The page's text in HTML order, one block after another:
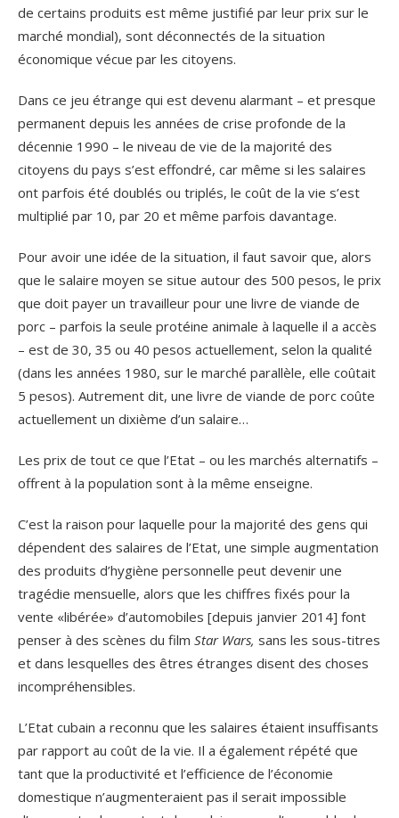
de certains produits est même justifié par leur prix sur le
marché mondial), sont déconnectés de la situation
économique vécue par les citoyens.
Dans ce jeu étrange qui est devenu alarmant – et presque
permanent depuis les années de crise profonde de la
décennie 1990 – le niveau de vie de la majorité des
citoyens du pays s’est effondré, car même si les salaires
ont parfois été doublés ou triplés, le coût de la vie s’est
multiplié par 10, par 20 et même parfois davantage.
Pour avoir une idée de la situation, il faut savoir que, alors
que le salaire moyen se situe autour des 500 pesos, le prix
que doit payer un travailleur pour une livre de viande de
porc – parfois la seule protéine animale à laquelle il a accès
– est de 30, 35 ou 40 pesos actuellement, selon la qualité
(dans les années 1980, sur le marché parallèle, elle coûtait
5 pesos). Autrement dit, une livre de viande de porc coûte
actuellement un dixième d’un salaire…
Les prix de tout ce que l’Etat – ou les marchés alternatifs –
offrent à la population sont à la même enseigne.
C’est la raison pour laquelle pour la majorité des gens qui
dépendent des salaires de l’Etat, une simple augmentation
des produits d’hygiène personnelle peut devenir une
tragédie mensuelle, alors que les chiffres fixés pour la
vente «libérée» d’automobiles [depuis janvier 2014] font
penser à des scènes du film Star Wars, sans les sous-titres
et dans lesquelles des êtres étranges disent des choses
incompréhensibles.
L’Etat cubain a reconnu que les salaires étaient insuffisants
par rapport au coût de la vie. Il a également répété que
tant que la productivité et l’efficience de l’économie
domestique n’augmenteraient pas il serait impossible